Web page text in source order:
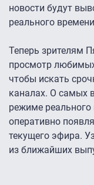
новости будут
реального
Теперь зрителям
просмотр
чтобы искать
каналах. О самых
режиме реального
оперативно
текущего эфира.
из ближайших